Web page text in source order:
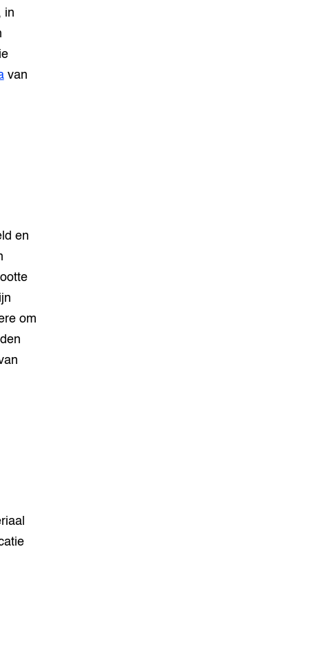
in
van
en
om